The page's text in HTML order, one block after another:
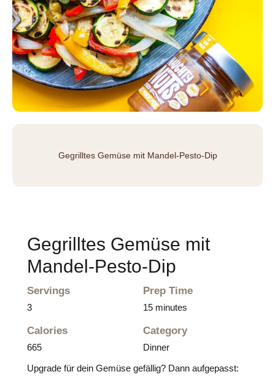
Gegrilltes Gemüse mit Mandel-Pesto-Dip
Gegrilltes Gemüse mit
Mandel-Pesto-Dip
Servings
3
Prep Time
15 minutes
Calories
665
Category
Dinner
Upgrade für dein Gemüse gefällig? Dann aufgepasst: